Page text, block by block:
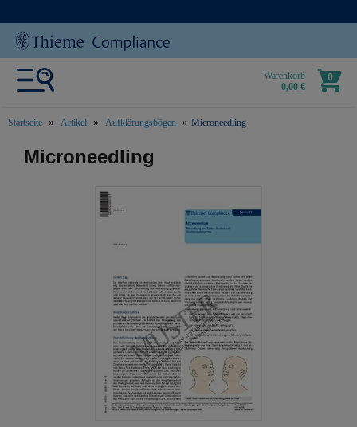
Warenkorb
0,00 €
0
Startseite Artikel Aufklärungsbögen Microneedling
text.skipToContent
text.skipToNavigation
Microneedling